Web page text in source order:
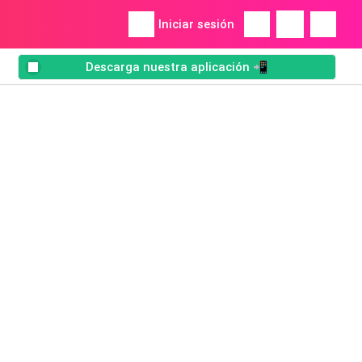
Iniciar sesión
Descarga nuestra aplicación 📲